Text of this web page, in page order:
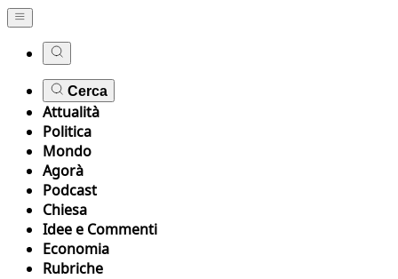
Cerca
Attualità
Politica
Mondo
Agorà
Podcast
Chiesa
Idee e Commenti
Economia
Rubriche